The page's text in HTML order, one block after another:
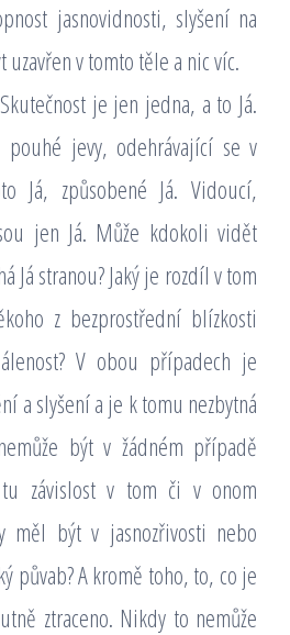
jasnovidnosti, slyšení na
v tomto těle a nic víc.
je jen jedna, a to Já.
pouhé jevy, odehrávající se v
Já, způsobené Já. Vidoucí,
jen Já. Může kdokoli vidět
Já stranou? Jaký je rozdíl v tom
z bezprostřední blízkosti
V obou případech je
a slyšení a je k tomu nezbytná
být v žádném případě
tu závislost v tom či v onom
měl být v jasnozřivosti nebo
půvab? A kromě toho, to, co je
ztraceno. Nikdy to nemůže